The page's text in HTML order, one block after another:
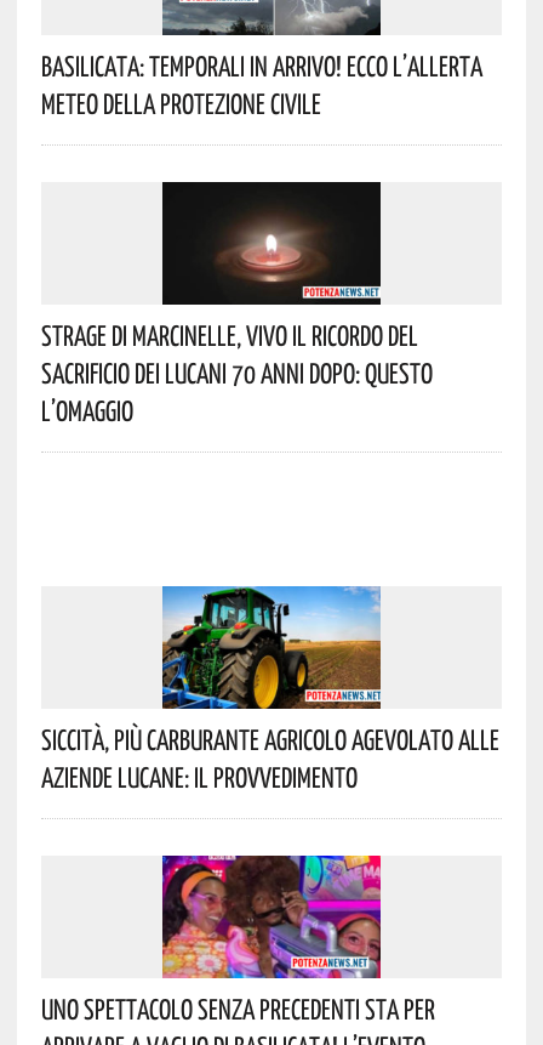
Basilicata: Temporali In Arrivo! Ecco L’allerta
Meteo Della Protezione Civile
Strage Di Marcinelle, Vivo Il Ricordo Del
Sacrificio Dei Lucani 70 Anni Dopo: Questo
L’omaggio
Siccità, Più Carburante Agricolo Agevolato Alle
Aziende Lucane: Il Provvedimento
Uno Spettacolo Senza Precedenti Sta Per